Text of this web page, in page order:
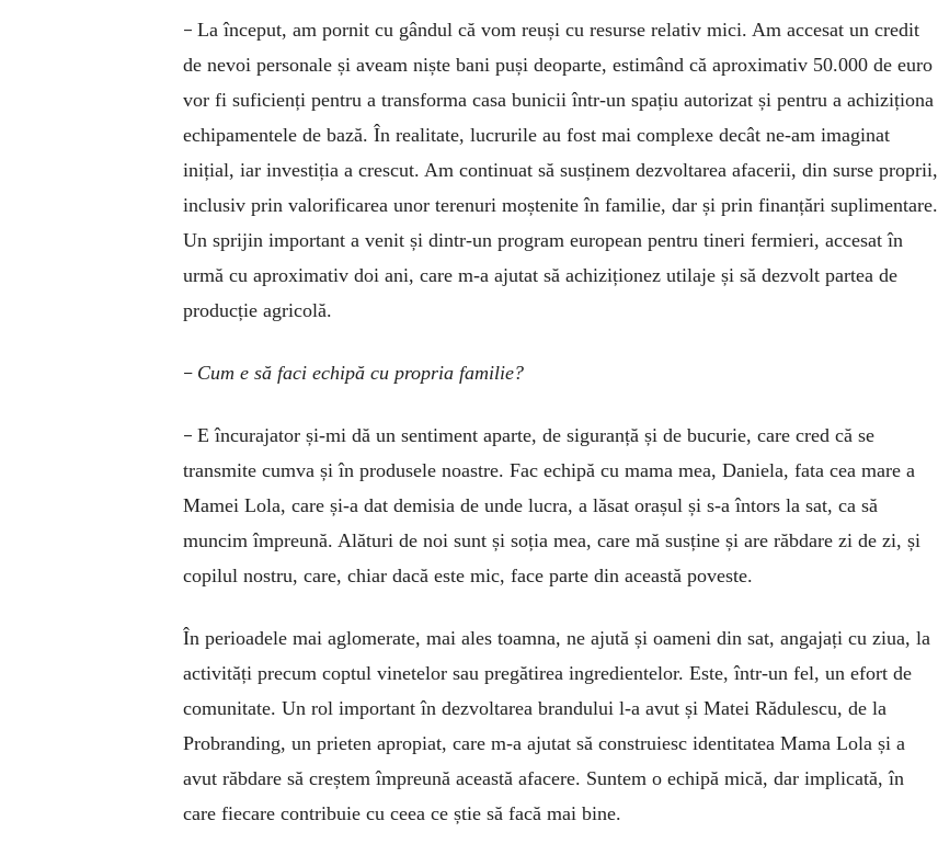
– La început, am pornit cu gândul că vom reuși cu resurse relativ mici. Am accesat un credit
de nevoi personale și aveam niște bani puși deoparte, estimând că aproximativ 50.000 de euro
vor fi suficienți pentru a transforma casa bunicii într-un spațiu autorizat și pentru a achiziționa
echipamentele de bază. În realitate, lucrurile au fost mai complexe decât ne-am imaginat
inițial, iar investiția a crescut. Am continuat să susținem dezvoltarea afacerii, din surse proprii,
inclusiv prin valorificarea unor terenuri moștenite în familie, dar și prin finanțări suplimentare.
Un sprijin important a venit și dintr-un program european pentru tineri fermieri, accesat în
urmă cu aproximativ doi ani, care m-a ajutat să achiziționez utilaje și să dezvolt partea de
producție agricolă.
– Cum e să faci echipă cu propria familie?
– E încurajator și-mi dă un sentiment aparte, de siguranță și de bucurie, care cred că se
transmite cumva și în produsele noastre. Fac echipă cu mama mea, Daniela, fata cea mare a
Mamei Lola, care și-a dat demisia de unde lucra, a lăsat orașul și s-a întors la sat, ca să
muncim împreună. Alături de noi sunt și soția mea, care mă susține și are răbdare zi de zi, și
copilul nostru, care, chiar dacă este mic, face parte din această poveste.
În perioadele mai aglomerate, mai ales toamna, ne ajută și oameni din sat, angajați cu ziua, la
activități precum coptul vinetelor sau pregătirea ingredientelor. Este, într-un fel, un efort de
comunitate. Un rol important în dezvoltarea brandului l-a avut și Matei Rădulescu, de la
Probranding, un prieten apropiat, care m-a ajutat să construiesc identitatea Mama Lola și a
avut răbdare să creștem împreună această afacere. Suntem o echipă mică, dar implicată, în
care fiecare contribuie cu ceea ce știe să facă mai bine.